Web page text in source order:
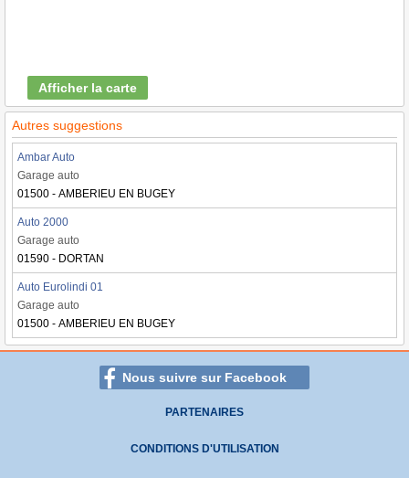
Afficher la carte
Autres suggestions
Ambar Auto
Garage auto
01500 - AMBERIEU EN BUGEY
Auto 2000
Garage auto
01590 - DORTAN
Auto Eurolindi 01
Garage auto
01500 - AMBERIEU EN BUGEY
Nous suivre sur Facebook
PARTENAIRES
CONDITIONS D'UTILISATION